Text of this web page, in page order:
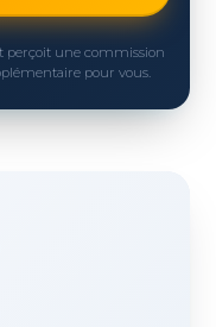
perçoit une commission
pour vous.